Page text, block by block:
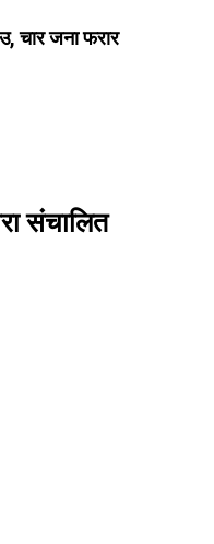
चार जना फरार
संचालित